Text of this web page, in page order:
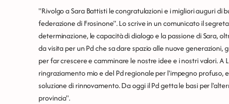
"Rivolgo a Sara Battisti le congratulazioni e i migliori auguri
federazione di Frosinone". Lo scrive in un comunicato il
determinazione, le capacità di dialogo e la passione di Sara,
da visita per un Pd che sa dare spazio alle nuove generazioni,
per far crescere e camminare le nostre idee e i nostri valori. A
ringraziamento mio e del Pd regionale per l'impegno profuso,
soluzione di rinnovamento. Da oggi il Pd getta le basi per
provincia".